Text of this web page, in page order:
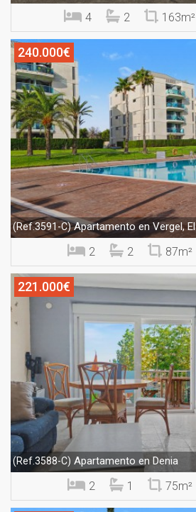
4 2 163m²
240.000€
(Ref.3591-C)Apartamento en Vergel, El
2 2 87m²
221.000€
(Ref.3588-C) Apartamento en Denia
2 1 75m²